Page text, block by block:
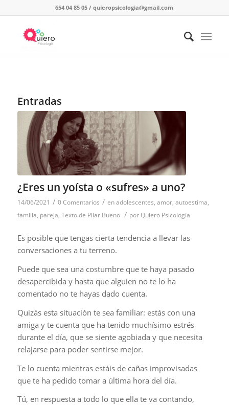
654 04 85 05 /quieropsicologia@gmail.com
Entradas
¿Eres un yoísta o «sufres» a uno?
14/06/2021 / 0 Comentarios / enadolescentes, amor, autoestima,
familia, pareja, Texto de Pilar Bueno / porQuiero Psicología
Es posible que tengas cierta tendencia a llevar las
conversaciones a tu terreno.
Puede que sea una costumbre que te haya pasado
desapercibida y hasta que alguien no te lo ha
comentado no te hayas dado cuenta.
Quizás esta situación te sea familiar: estás con una
amiga y te cuenta que ha tenido muchísimo estrés
durante el día, que se siente agobiada y que necesita
relajarse para poder sentirse mejor.
Te lo cuenta mientras estáis de cañas improvisadas
que te ha pedido tomar a última hora del día.
Tú, en respuesta a todo lo que ella te va contando,